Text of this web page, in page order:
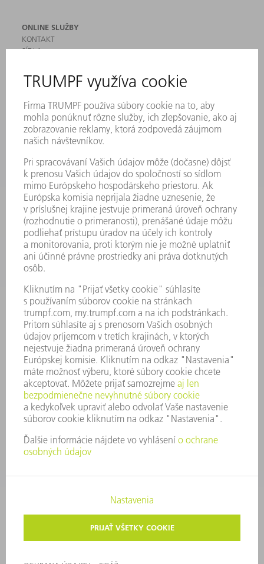
ONLINE SLUŽBY
KONTAKT
SÍDLA
PRIHLÁSENIE NA ODBER NOVINIEK
KARTA BEZPEČNOSTNÝCH ÚDAJOV
STROJE & SYSTÉMY
LASER
VÝKONOVÁ ELEKTRONIKA
ELEKTRICKÉ RUČNÉ NÁRADIE
SMART FACTORY
SOFTVÉR
SLUŽBY
APLIKÁCIE
ODVETVIA
PODNIK
KARIÉRA
PONUKY PRACOVNÝCH MIEST
PROFIL FIRMY
PREDSTAVENSTVO
SPRÁVA O HOSPODÁRENÍ
FIREMNÉ PRINCÍPY
ZHODA
SYSTÉM OZNAMOVANIA
SECURITY
TLAČOVÉ SPRÁVY
ČASOPISY
STABILITA
ŽIVOTNÉ PROSTREDIE & KLÍMA
SOCIÁLNE VECI & SPOLOČNOSŤ
VEDENIE PODNIKU
OZNAMOVANIE PROTISPOLOČENSKEJ ČINNOSTI
AUTORSKÉ PRÁVA A OCHRANNÁ ZNÁMKA
VOP TRUMPF SLOVAKIA
NASTAVENIA SÚKROMIA